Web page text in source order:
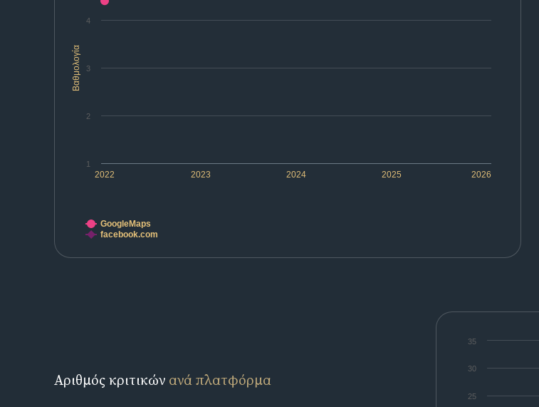
Βαθμολογία
2022 2023 2024 2025 2026
1
2
3
4
GoogleMaps
facebook.com
25
30
35
Αριθμός κριτικών ανά πλατφόρμα